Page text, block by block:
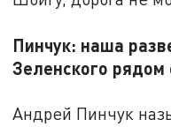
Пинчук: наша
Зеленского рядом
Андрей Пинчук